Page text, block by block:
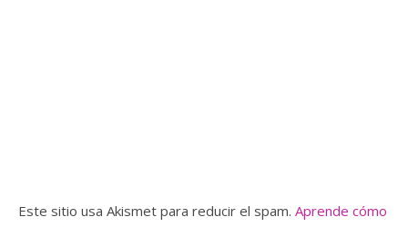
Este sitio usa Akismet para reducir el spam. Aprende cómo